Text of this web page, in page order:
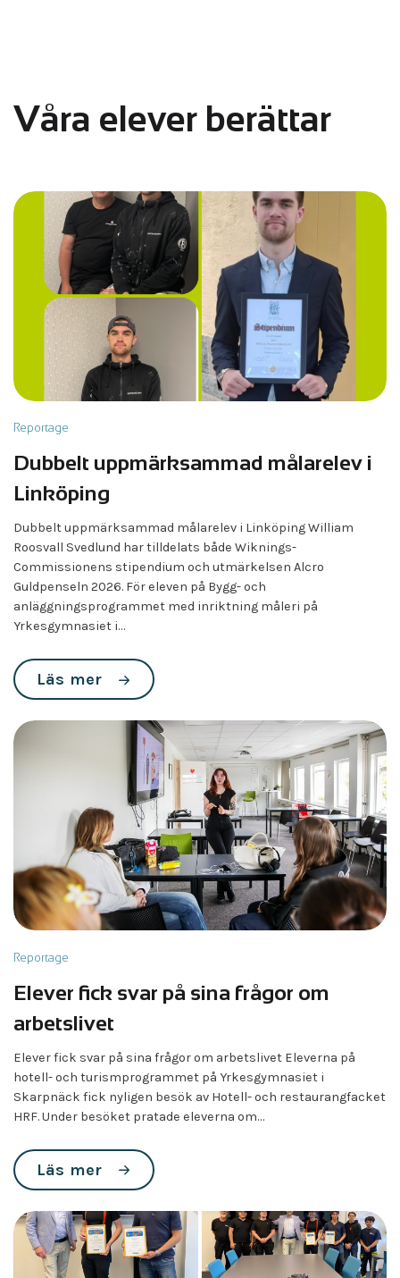
Våra elever berättar
Reportage
Dubbelt uppmärksammad målarelev i
Linköping
Dubbelt uppmärksammad målarelev i Linköping William
Roosvall Svedlund har tilldelats både Wiknings-
Commissionens stipendium och utmärkelsen Alcro
Guldpenseln 2026. För eleven på Bygg- och
anläggningsprogrammet med inriktning måleri på
Yrkesgymnasiet i…
Läs mer
Reportage
Elever fick svar på sina frågor om
arbetslivet
Elever fick svar på sina frågor om arbetslivet Eleverna på
hotell- och turismprogrammet på Yrkesgymnasiet i
Skarpnäck fick nyligen besök av Hotell- och restaurangfacket
HRF. Under besöket pratade eleverna om…
Läs mer